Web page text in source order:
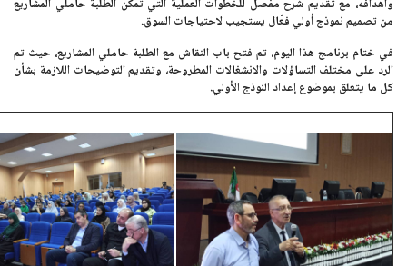
وأهدافه، مع تقديم شرح مفصل للخطوات العملية التي تُمكن الطلبة حاملي المشاريع
من تصميم نموذج أولي فعّال يستجيب لاحتياجات السوق.
في ختام برنامج هذا اليوم، تم فتح باب النقاش مع الطلبة حاملي المشاريع، حيث تم
الرد على مختلف التساؤلات والانشغالات المطروحة، وتقديم التوضيحات اللازمة بشأن
كل ما يتعلق بموضوع إعداد النوذج الأولي.